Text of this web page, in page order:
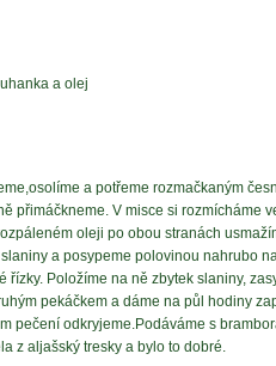
a olej
a potřeme rozmačkaným
přimáčkneme. V misce si rozmícháme
oleji po obou stranách
a posypeme polovinou nahrubo
řízky. Položíme na ně zbytek slaniny,
pekáčkem a dáme na půl hodiny
pečení odkryjeme.Podáváme s
z aljašský tresky a bylo to dobré.